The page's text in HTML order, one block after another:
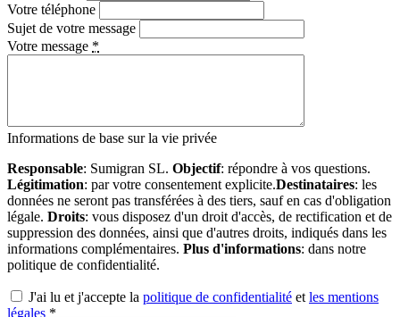
Votre téléphone
Sujet de votre message
Votre message *
Informations de base sur la vie privée
Responsable: Sumigran SL. Objectif: répondre à vos questions.
Légitimation: par votre consentement explicite.Destinataires: les
données ne seront pas transférées à des tiers, sauf en cas d'obligation
légale. Droits: vous disposez d'un droit d'accès, de rectification et de
suppression des données, ainsi que d'autres droits, indiqués dans les
informations complémentaires. Plus d'informations: dans notre
politique de confidentialité.
J'ai lu et j'accepte la politique de confidentialité et les mentions
légales *